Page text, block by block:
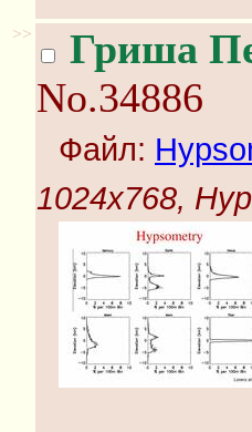
>> Гриша
No.34886
Файл:
1024x768,